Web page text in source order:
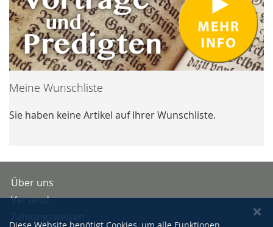
Meine Wunschliste
Sie haben keine Artikel auf Ihrer Wunschliste.
Über uns
Versand